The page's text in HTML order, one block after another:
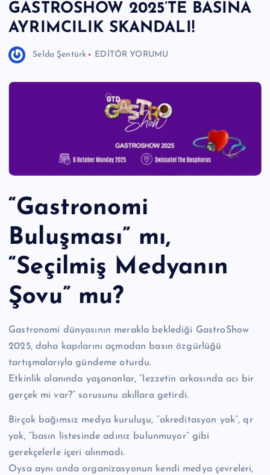
e
I
Ö
z
g
ü
n
a
e
ri
e
r
k
e
GASTROSHOW 2025’TE BASINA
AYRIMCILIK SKANDALI!
Selda Şentürk EDİTÖR YORUMU
“Gastronomi
Buluşması” mı,
“Seçilmiş Medyanın
Şovu” mu?
Gastronomi dünyasının merakla beklediği GastroShow
2025, daha kapılarını açmadan basın özgürlüğü
tartışmalarıyla gündeme oturdu.
Etkinlik alanında yaşananlar, “lezzetin arkasında acı bir
gerçek mi var?” sorusunu akıllara getirdi.
Birçok bağımsız medya kuruluşu, “akreditasyon yok”, qr
yok, “basın listesinde adınız bulunmuyor” gibi
gerekçelerle içeri alınmadı.
Oysa aynı anda organizasyonun kendi medya çevreleri,